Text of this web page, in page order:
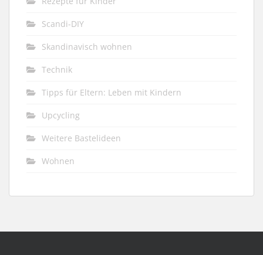
Scandi-DIY
Skandinavisch wohnen
Technik
Tipps für Eltern: Leben mit Kindern
Upcycling
Weitere Bastelideen
Wohnen